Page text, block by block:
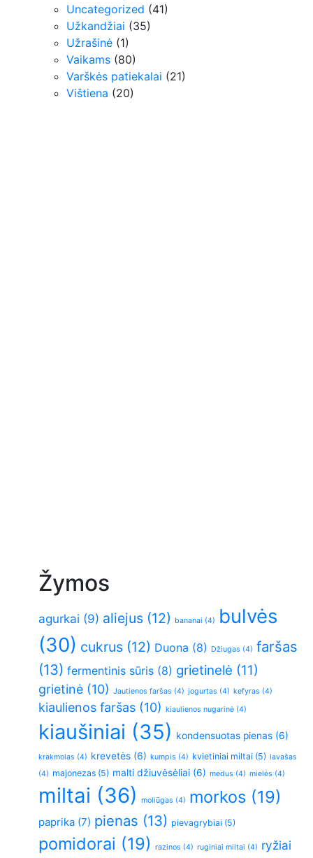
Uncategorized (41)
Užkandžiai (35)
Užrašinė (1)
Vaikams (80)
Varškės patiekalai (21)
Vištiena (20)
Žymos
agurkai (9) aliejus (12) bananai (4)
bulvės
(30) cukrus (12) Duona (8) Džiugas (4) faršas
(13) fermentinis sūris (8) grietinelė (11)
grietinė (10) Jautienos faršas (4) jogurtas (4) kefyras (4)
kiaulienos faršas (10) kiaulienos nugarinė (4)
kiaušiniai (35) kondensuotas pienas (6)
krakmolas (4) krevetės (6) kumpis (4) kvietiniai miltai (5) lavašas
(4) majonezas (5) malti džiuvėsėliai (6) medus (4) mielės (4)
miltai (36) moliūgas (4) morkos (19)
paprika (7) pienas (13) pievagrybiai (5)
pomidorai (19) razinos (4) ruginiai miltai (4) ryžiai